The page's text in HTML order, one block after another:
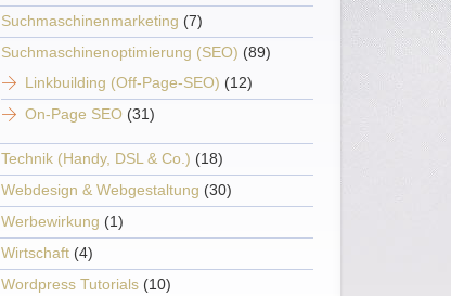
Suchmaschinenmarketing (7)
Suchmaschinenoptimierung (SEO) (89)
Linkbuilding (Off-Page-SEO) (12)
On-Page SEO (31)
Technik (Handy, DSL & Co.) (18)
Webdesign & Webgestaltung (30)
Werbewirkung (1)
Wirtschaft (4)
Wordpress Tutorials (10)